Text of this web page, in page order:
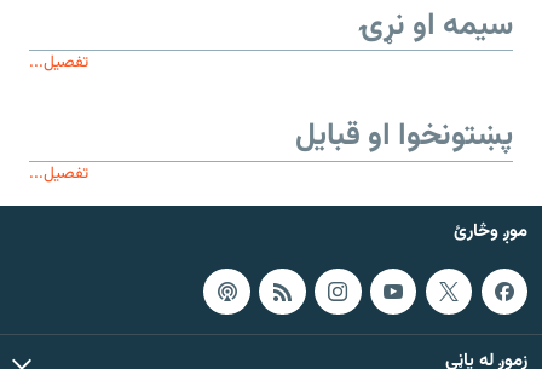
سیمه او نړۍ
تفصیل...
پښتونخوا او قبایل
تفصیل...
موږ وڅارئ
زموږ له پاڼې